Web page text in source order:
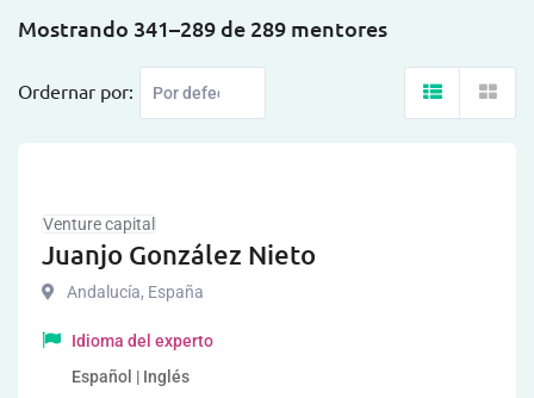
Mostrando 341–289 de 289 mentores
Ordernar por:
Venture capital
Juanjo González Nieto
Andalucía, España
Idioma del experto
Español | Inglés